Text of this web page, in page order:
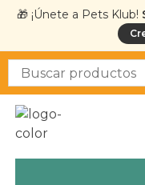
🎁 ¡Únete a Pets Klub!